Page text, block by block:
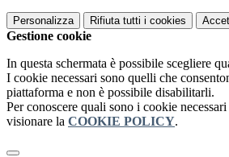
Personalizza Rifiuta tutti i cookies
Gestione cookie
In questa schermata è possibile scegliere
I cookie necessari sono quelli che
piattaforma e non è possibile disabilitarli.
Per conoscere quali sono i cookie
visionare la COOKIE POLICY.